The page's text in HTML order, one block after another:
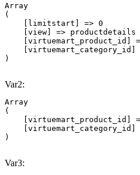
Array
(
    [limitstart] => 0
    [view] => productdetails
[virtuemart_product_id]
[virtuemart_category_id]
Var2:
Array
(
[virtuemart_product_id]
[virtuemart_category_id]
Var3: